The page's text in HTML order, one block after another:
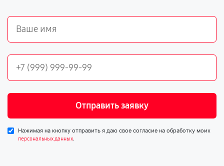
Отправить заявку
Нажимая на кнопку отправить я даю свое согласие на обработку моих
персональных данных.